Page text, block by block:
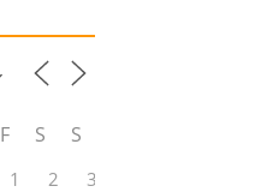
F S S
1 2
3